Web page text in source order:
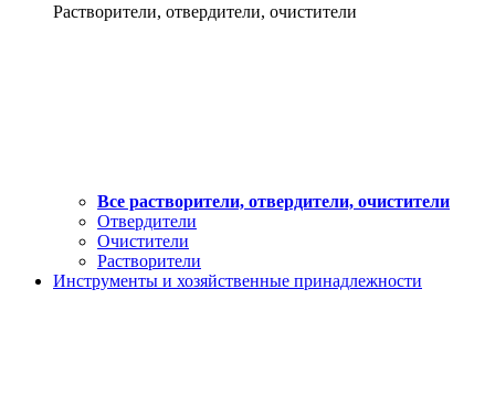
Растворители, отвердители, очистители
Все растворители, отвердители, очистители
Отвердители
Очистители
Растворители
Инструменты и хозяйственные принадлежности